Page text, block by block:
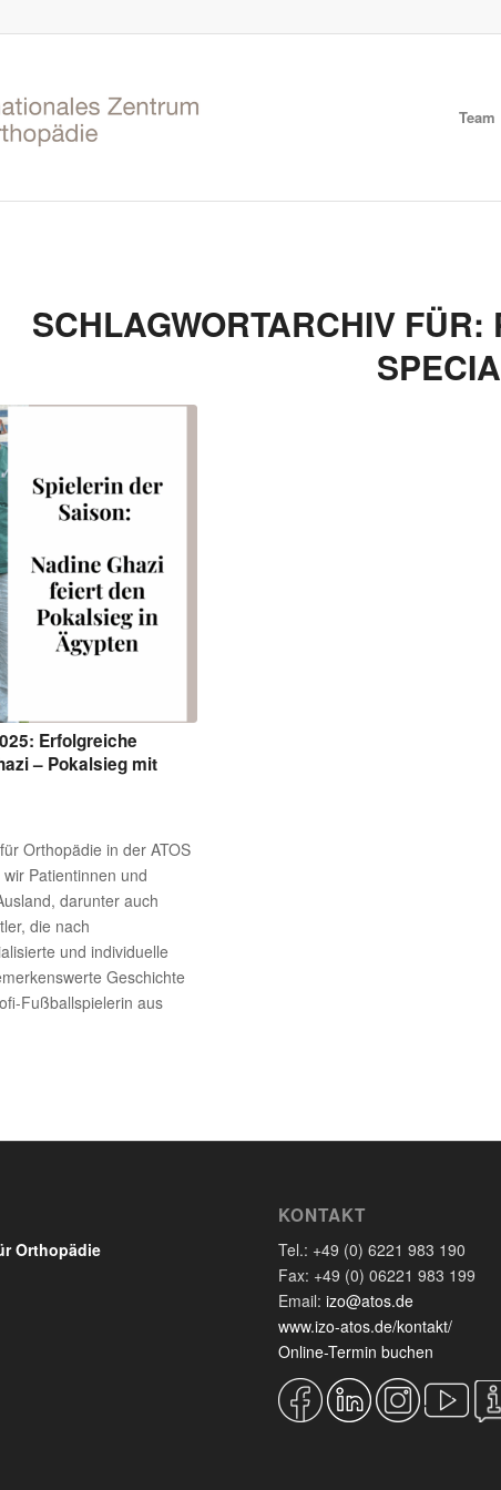
Team
SCHLAGWORTARCHIV FÜR:
Erfolgreiche
– Pokalsieg mit
Orthopädie in der ATOS
Patientinnen und
darunter auch
die nach
und individuelle
Geschichte
Fußballspielerin aus
Orthopädie
KONTAKT
Tel.: +49 (0) 6221 983 190
Fax: +49 (0) 06221 983 199
Email: izo@atos.de
www.izo-atos.de/kontakt/
Online-Termin buchen